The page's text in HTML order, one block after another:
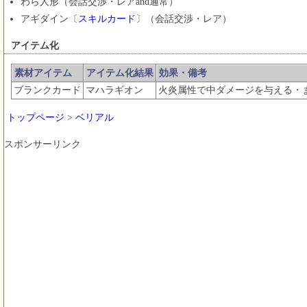
アギダイン〔 スキルカード 〕（会話交渉・レア）
アイテム化
素材アイテム アイテム化結果 効果・備考
ブランクカード
マハラギオン 火炎属性で中ダメージを与える・
トップページ > ベリアル
スポンサーリンク